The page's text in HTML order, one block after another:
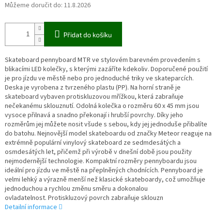
Můžeme doručit do: 11.8.2026
Přidat do košíku
Skateboard pennyboard MTR ve stylovém barevném provedením s
blikacími LED kolečky, s kterými zazáříte kdekoliv. Doporučené použití
je pro jízdu ve městě nebo pro jednoduché triky ve skateparcích.
Deska je vyrobena z tvrzeného plastu (PP). Na horní straně je
skateboard vybaven protiskluzovou mřížkou, která zabraňuje
nečekanému sklouznutí. Odolná kolečka o rozměru 60 x 45 mm jsou
vysoce přilnavá a snadno překonají i hrubší povrchy. Díky jeho
rozměrům jej můžete nosit všude s sebou, kdy jej jednoduše přibalíte
do batohu. Nejnovější model skateboardu od značky Meteor reaguje na
extrémně populární vinylový skateboard ze sedmdesátých a
osmdesátých let, přičemž při výrobě v dnešní době jsou použity
nejmodernější technologie. Kompaktní rozměry pennyboardu jsou
ideální pro jízdu ve městě na přeplněných chodnících. Pennyboard je
velmi lehký a výrazně menší než klasické skateboardy, což umožňuje
jednoduchou a rychlou změnu směru a dokonalou
ovladatelnost. Protiskluzový povrch zabraňuje sklouzn
Detailní informace